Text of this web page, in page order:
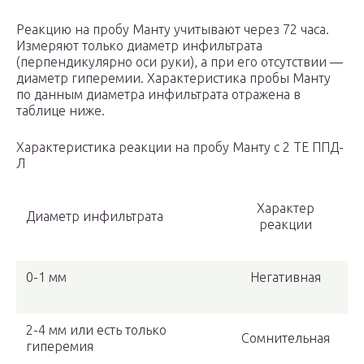
Реакцию на пробу Манту учитывают через 72 часа.
Измеряют только диаметр инфильтрата
(перпендикулярно оси руки), а при его отсутствии —
диаметр гиперемии. Характеристика пробы Манту
по данным диаметра инфильтрата отражена в
таблице ниже.
Характеристика реакции на пробу Манту с 2 ТЕ ППД-​​
Л
Диаметр инфильтрата
Характер
реакции
0-1 мм Негативная
2-4 мм или есть только
гиперемия
Сомнительная